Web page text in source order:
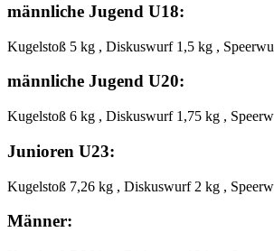
männliche Jugend U18:
Kugelstoß 5 kg , Diskuswurf 1,5 kg ,
männliche Jugend U20:
Kugelstoß 6 kg , Diskuswurf 1,75 kg ,
Junioren U23:
Kugelstoß 7,26 kg , Diskuswurf 2 kg ,
Männer: